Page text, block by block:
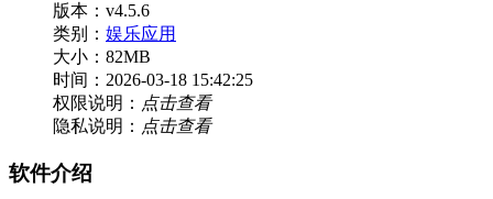
版本：v4.5.6
类别： 娱乐应用
大小：82MB
时间：2026-03-18 15:42:25
权限说明： 点击查看
隐私说明： 点击查看
软件介绍